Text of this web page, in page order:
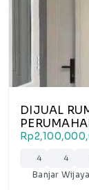
DIJUAL
4 4
Banjar